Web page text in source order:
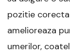
pozitie corecta
amelioreaza
umerilor,